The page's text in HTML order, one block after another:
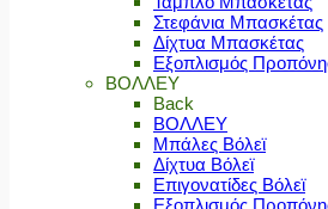
Στεφάνια Μπασκέτας
Δίχτυα Μπασκέτας
Εξοπλισμός
ΒΟΛΛΕΥ
Back
ΒΟΛΛΕΥ
Μπάλες Βόλεϊ
Δίχτυα Βόλεϊ
Επιγονατίδες Βόλεϊ